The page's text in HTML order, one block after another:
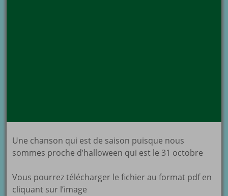
Une chanson qui est de saison puisque nous
sommes proche d’halloween qui est le 31 octobre
Vous pourrez télécharger le fichier au format pdf en
cliquant sur l’image